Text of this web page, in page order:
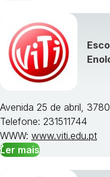
Avenida 25 de abril,
Telefone: 231511744
WWW: www.viti.edu.pt
Ler mais